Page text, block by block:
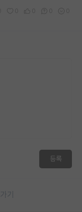
등록
기